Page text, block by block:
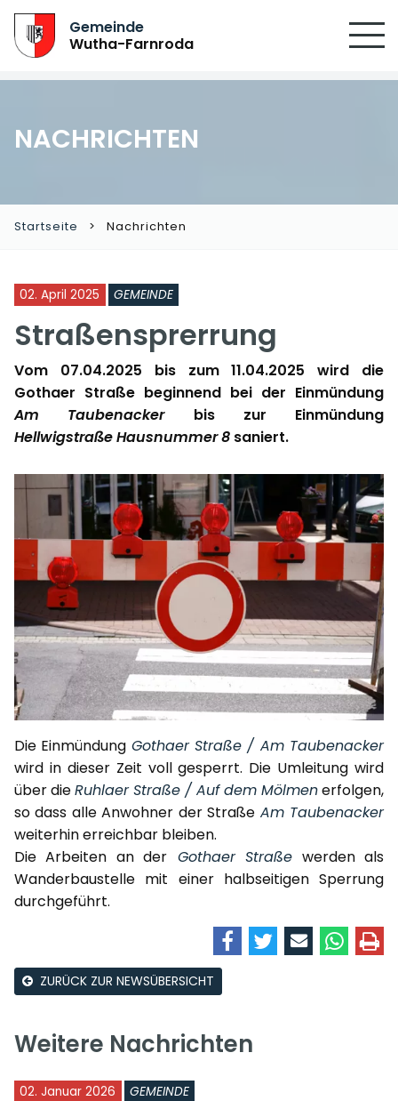
Gemeinde
Wutha-Farnroda
NACHRICHTEN
Startseite Nachrichten
02. April 2025 GEMEINDE
Straßensprerrung
Vom 07.04.2025 bis zum 11.04.2025 wird die
Gothaer Straße beginnend bei der Einmündung
Am Taubenackerbis zur Einmündung
Hellwigstraße Hausnummer 8 saniert.
Die Einmündung Gothaer Straße / Am Taubenacker
wird in dieser Zeit voll gesperrt. Die Umleitung wird
über dieRuhlaer Straße / Auf dem Mölmenerfolgen,
so dass alle Anwohner der Straße Am Taubenacker
weiterhin erreichbar bleiben.
Die Arbeiten an der Gothaer Straße werden als
Wanderbaustelle mit einer halbseitigen Sperrung
durchgeführt.
ZURÜCK ZUR NEWSÜBERSICHT
Weitere Nachrichten
02. Januar 2026 GEMEINDE